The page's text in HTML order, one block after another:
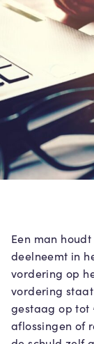
Een man
deelneemt in
vordering op
vordering
gestaag op tot
aflossingen of